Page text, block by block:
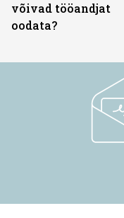
võivad tööandjat
oodata?